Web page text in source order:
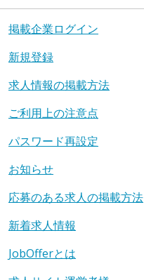
掲載企業ログイン
新規登録
求人情報の掲載方法
ご利用上の注意点
パスワード再設定
お知らせ
応募のある求人の掲載方法
新着求人情報
JobOfferとは